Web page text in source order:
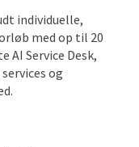
individuelle,
med op til 20
AI Service Desk,
og